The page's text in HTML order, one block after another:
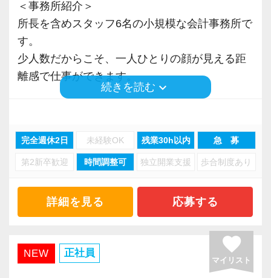
＜事務所紹介＞
所長を含めスタッフ6名の小規模な会計事務所で
す。
少人数だからこそ、一人ひとりの顔が見える距
離感で仕事ができます。
このような数字が示す通り、「人」も「お客様
転職・独立の多い業界の中で、腰を据えて働け
る環境を大切にしています。
また、堅実な経営を長年続けているお客様が中
心のため、無理な要求や急な対応を求められる
続きを読む keyboard_arrow_down
完全週休2日 未経験OK 残業30h以内 急 募
第2新卒歓迎 時間調整可 独立開業支援 歩合制度あり
詳細を見る 応募する
NEW 正社員 favorite
マイリスト